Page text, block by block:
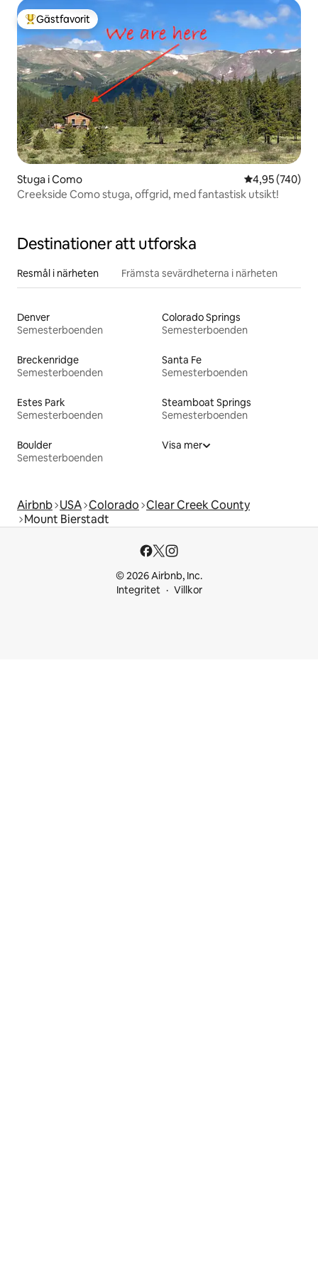
Populär gästfavorit
Gästfavorit
Stuga i Como 4,95 av 5 i
4,95 (740)
Creekside Como stuga, offgrid, med fantastisk utsikt!
Destinationer att utforska
Resmål i närheten Främsta sevärdheterna i närheten
Denver
Semesterboenden
Colorado Springs
Semesterboenden
Breckenridge
Semesterboenden
Santa Fe
Semesterboenden
Estes Park
Semesterboenden
Steamboat Springs
Semesterboenden
Boulder
Semesterboenden
Visa mer
Airbnb USA Colorado Clear Creek County
Mount Bierstadt
© 2026 Airbnb, Inc.
Integritet
Villkor